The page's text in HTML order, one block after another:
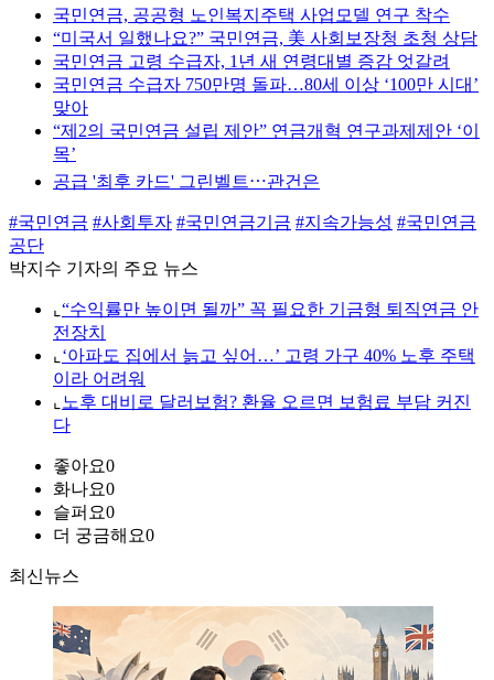
국민연금, 공공형 노인복지주택 사업모델 연구 착수
“미국서 일했나요?” 국민연금, 美 사회보장청 초청 상담
국민연금 고령 수급자, 1년 새 연령대별 증감 엇갈려
국민연금 수급자 750만명 돌파…80세 이상 ‘100만 시대’
맞아
“제2의 국민연금 설립 제안” 연금개혁 연구과제제안 ‘이
목’
공급 '최후 카드' 그린벨트⋯관건은
#국민연금 #사회투자 #국민연금기금 #지속가능성 #국민연금
공단
박지수 기자의 주요 뉴스
⌞ “수익률만 높이면 될까” 꼭 필요한 기금형 퇴직연금 안
전장치
⌞ ‘아파도 집에서 늙고 싶어…’ 고령 가구 40% 노후 주택
이라 어려워
⌞ 노후 대비로 달러보험? 환율 오르면 보험료 부담 커진
다
좋아요0
화나요0
슬퍼요0
더 궁금해요0
최신뉴스